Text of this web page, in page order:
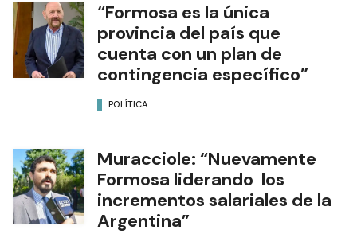
“Formosa es la única
provincia del país que
cuenta con un plan de
contingencia específico”
POLÍTICA
Muracciole: “Nuevamente
Formosa liderando los
incrementos salariales de la
Argentina”